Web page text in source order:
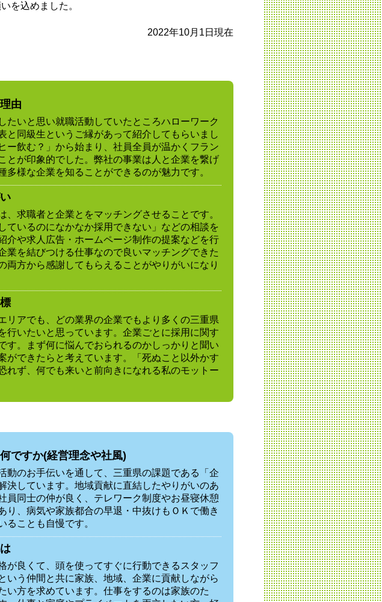
を込めました。
2022年10月1日現在
由
たいと思い就職活動していたところハローワーク
と同級生というご縁があって紹介してもらいまし
ー飲む？」から始まり、社員全員が温かくフラン
とが印象的でした。弊社の事業は人と企業を繋げ
多様な企業を知ることができるのが魅力です。
、求職者と企業とをマッチングさせることです。
ているのになかなか採用できない」などの相談を
介や求人広告・ホームページ制作の提案などを行
業を結びつける仕事なので良いマッチングできた
両方から感謝してもらえることがやりがいになり
リアでも、どの業界の企業でもより多くの三重県
行いたいと思っています。企業ごとに採用に関す
す。まず何に悩んでおられるのかしっかりと聞い
ができたらと考えています。「死ぬこと以外かす
れず、何でも来いと前向きになれる私のモットー
ですか(経営理念や社風)
動のお手伝いを通して、三重県の課題である「企
決しています。地域貢献に直結したやりがいのあ
員同士の仲が良く、テレワーク制度やお昼寝休憩
り、病気や家族都合の早退・中抜けもＯＫで働き
ることも自慢です。
が良くて、頭を使ってすぐに行動できるスタッフ
いう仲間と共に家族、地域、企業に貢献しながら
い方を求めています。仕事をするのは家族のた